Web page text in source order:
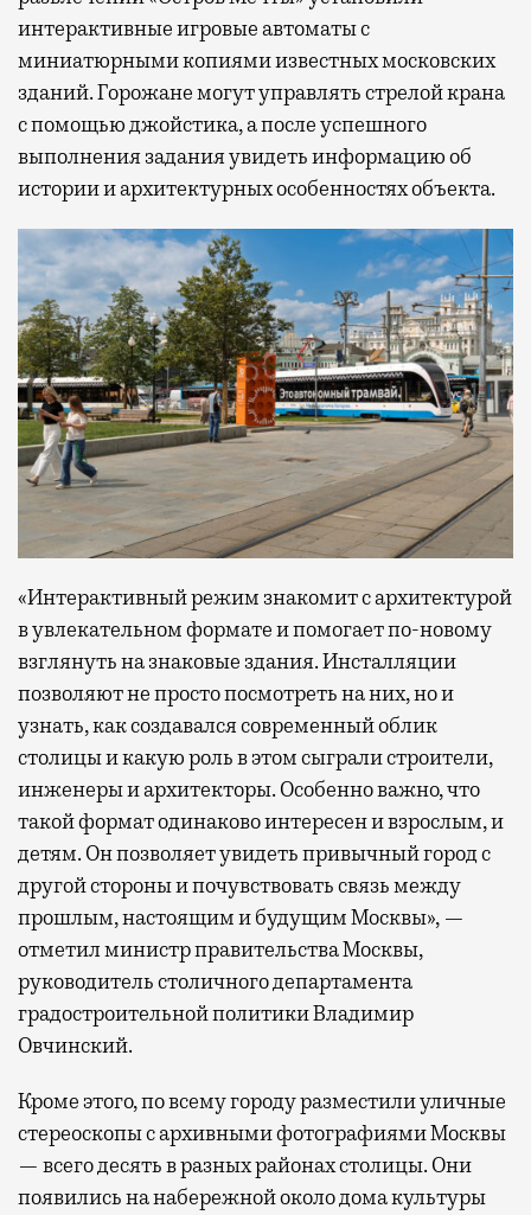
интерактивные игровые автоматы с
миниатюрными копиями известных московских
зданий. Горожане могут управлять стрелой крана
с помощью джойстика, а после успешного
выполнения задания увидеть информацию об
истории и архитектурных особенностях объекта.
«Интерактивный режим знакомит с архитектурой
в увлекательном формате и помогает по-новому
взглянуть на знаковые здания. Инсталляции
позволяют не просто посмотреть на них, но и
узнать, как создавался современный облик
столицы и какую роль в этом сыграли строители,
инженеры и архитекторы. Особенно важно, что
такой формат одинаково интересен и взрослым, и
детям. Он позволяет увидеть привычный город с
другой стороны и почувствовать связь между
прошлым, настоящим и будущим Москвы», —
отметил министр правительства Москвы,
руководитель столичного департамента
градостроительной политики Владимир
Овчинский.
Кроме этого, по всему городу разместили уличные
стереоскопы с архивными фотографиями Москвы
— всего десять в разных районах столицы. Они
появились на набережной около дома культуры